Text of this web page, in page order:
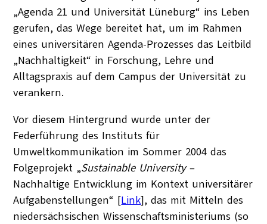
„Agenda 21 und Universität Lüneburg“ ins Leben
gerufen, das Wege bereitet hat, um im Rahmen
eines universitären Agenda-Prozesses das Leitbild
„Nachhaltigkeit“ in Forschung, Lehre und
Alltagspraxis auf dem Campus der Universität zu
verankern.
Vor diesem Hintergrund wurde unter der
Federführung des Instituts für
Umweltkommunikation im Sommer 2004 das
Folgeprojekt „Sustainable University–
Nachhaltige Entwicklung im Kontext universitärer
Aufgabenstellungen“ [Link], das mit Mitteln des
niedersächsischen Wissenschaftsministeriums (so